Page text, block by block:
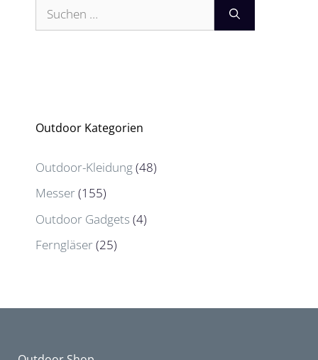
Suchen
nach:
Outdoor Kategorien
Outdoor-Kleidung(48)
Messer(155)
Outdoor Gadgets (4)
Ferngläser(25)